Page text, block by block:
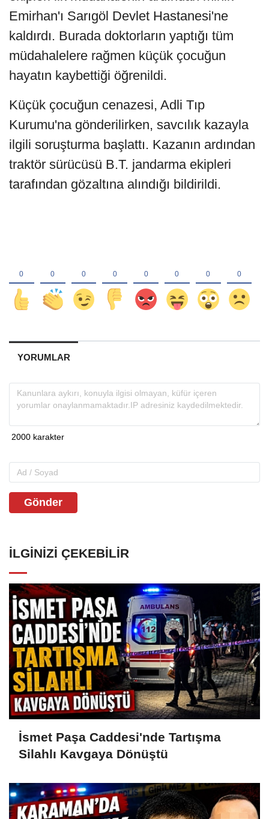
Emirhan'ı Sarıgöl Devlet Hastanesi'ne
kaldırdı. Burada doktorların yaptığı tüm
müdahalelere rağmen küçük çocuğun
hayatın kaybettiği öğrenildi.
Küçük çocuğun cenazesi, Adli Tıp
Kurumu'na gönderilirken, savcılık kazayla
ilgili soruşturma başlattı. Kazanın ardından
traktör sürücüsü B.T. jandarma ekipleri
tarafından gözaltına alındığı bildirildi.
YORUMLAR
Gönder
İLGINIZI ÇEKEBILIR
İsmet Paşa Caddesi'nde Tartışma
Silahlı Kavgaya Dönüştü